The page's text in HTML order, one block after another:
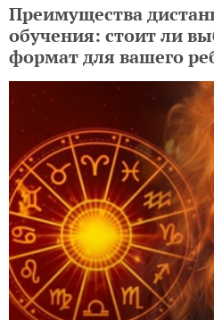
Преимущества
обучения: стоит ли
формат для вашего